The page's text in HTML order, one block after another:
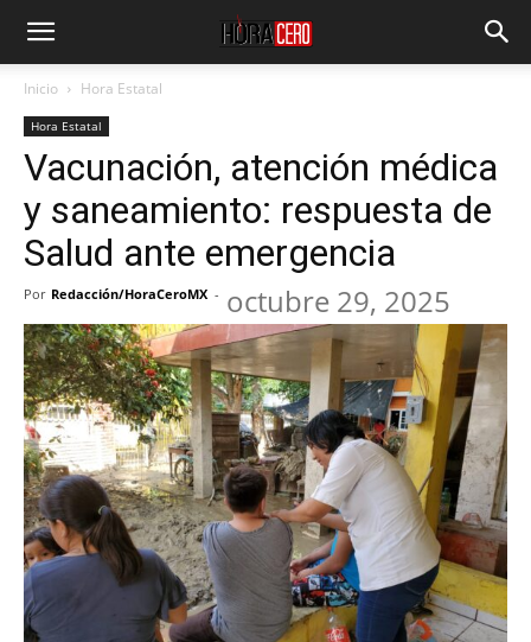
Inicio Hora Estatal
Hora Estatal
Vacunación, atención médica
y saneamiento: respuesta de
Salud ante emergencia
Por Redacción/HoraCeroMX - octubre 29, 2025